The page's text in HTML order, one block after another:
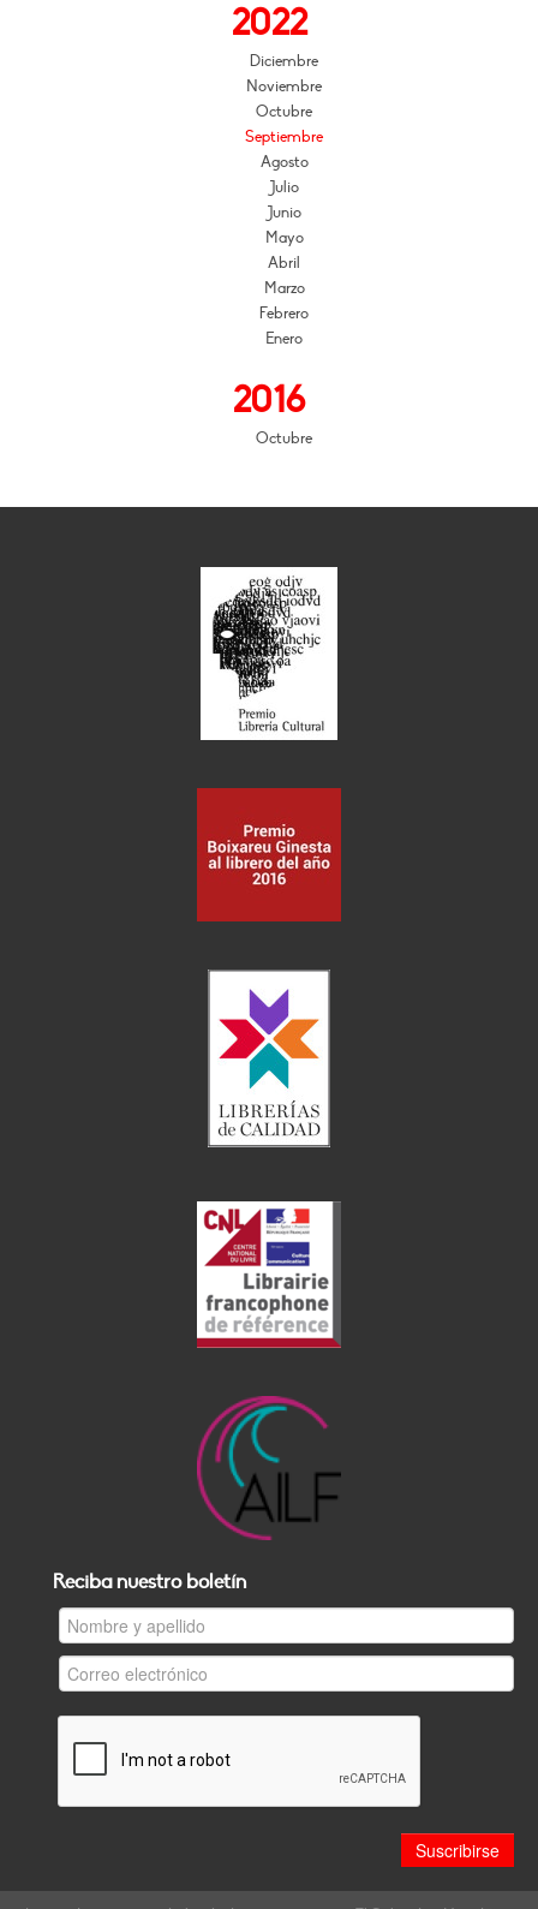
2022
Diciembre
Noviembre
Octubre
Septiembre
Agosto
Julio
Junio
Mayo
Abril
Marzo
Febrero
Enero
2016
Octubre
Reciba nuestro boletín